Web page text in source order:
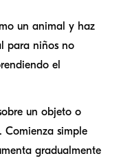
un animal y haz
para niños no
el
un objeto o
simple
gradualmente